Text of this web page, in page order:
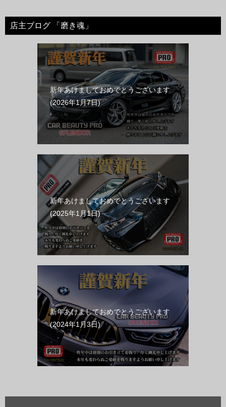
店主ブログ 「磨き魂」
新年あけましておめでとうございます
2026年1月7日
新年あけましておめでとうございます
2025年1月1日
新年あけましておめでとうございます
2024年1月3日